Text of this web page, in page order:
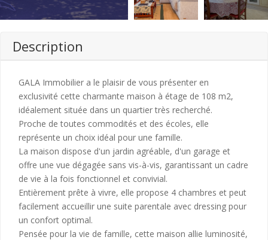
Description
GALA Immobilier a le plaisir de vous présenter en
exclusivité cette charmante maison à étage de 108 m2,
idéalement située dans un quartier très recherché.
Proche de toutes commodités et des écoles, elle
représente un choix idéal pour une famille.
La maison dispose d'un jardin agréable, d'un garage et
offre une vue dégagée sans vis-à-vis, garantissant un cadre
de vie à la fois fonctionnel et convivial.
Entièrement prête à vivre, elle propose 4 chambres et peut
facilement accueillir une suite parentale avec dressing pour
un confort optimal.
Pensée pour la vie de famille, cette maison allie luminosité,